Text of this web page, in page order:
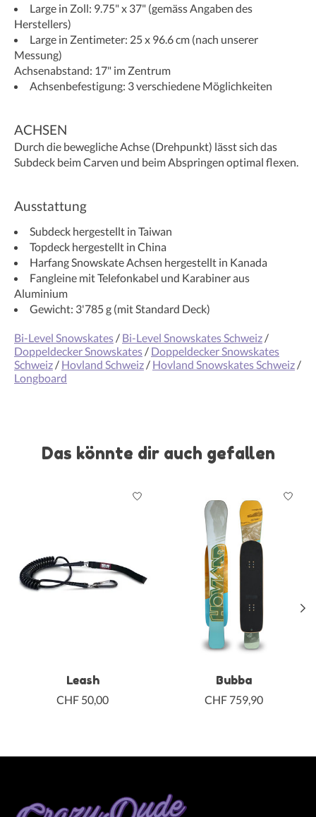
Large in Zoll: 9.75" x 37" (gemäss Angaben des
Herstellers)
Large in Zentimeter: 25 x 96.6 cm (nach unserer
Messung)
Achsenabstand: 17" im Zentrum
Achsenbefestigung: 3 verschiedene Möglichkeiten
ACHSEN
Durch die bewegliche Achse (Drehpunkt) lässt sich das
Subdeck beim Carven und beim Abspringen optimal flexen.
Ausstattung
Subdeck hergestellt in Taiwan
Topdeck hergestellt in China
Harfang Snowskate Achsen hergestellt in Kanada
Fangleine mit Telefonkabel und Karabiner aus
Aluminium
Gewicht: 3'785 g (mit Standard Deck)
Bi-Level Snowskates/ Bi-Level Snowskates Schweiz/
Doppeldecker Snowskates/ Doppeldecker Snowskates
Schweiz/ Hovland Schweiz/ Hovland Snowskates Schweiz/
Longboard
Das könnte dir auch gefallen
Produkt-Karussell-Artikel
Leash
CHF 50,00
Bubba
CHF 759,90